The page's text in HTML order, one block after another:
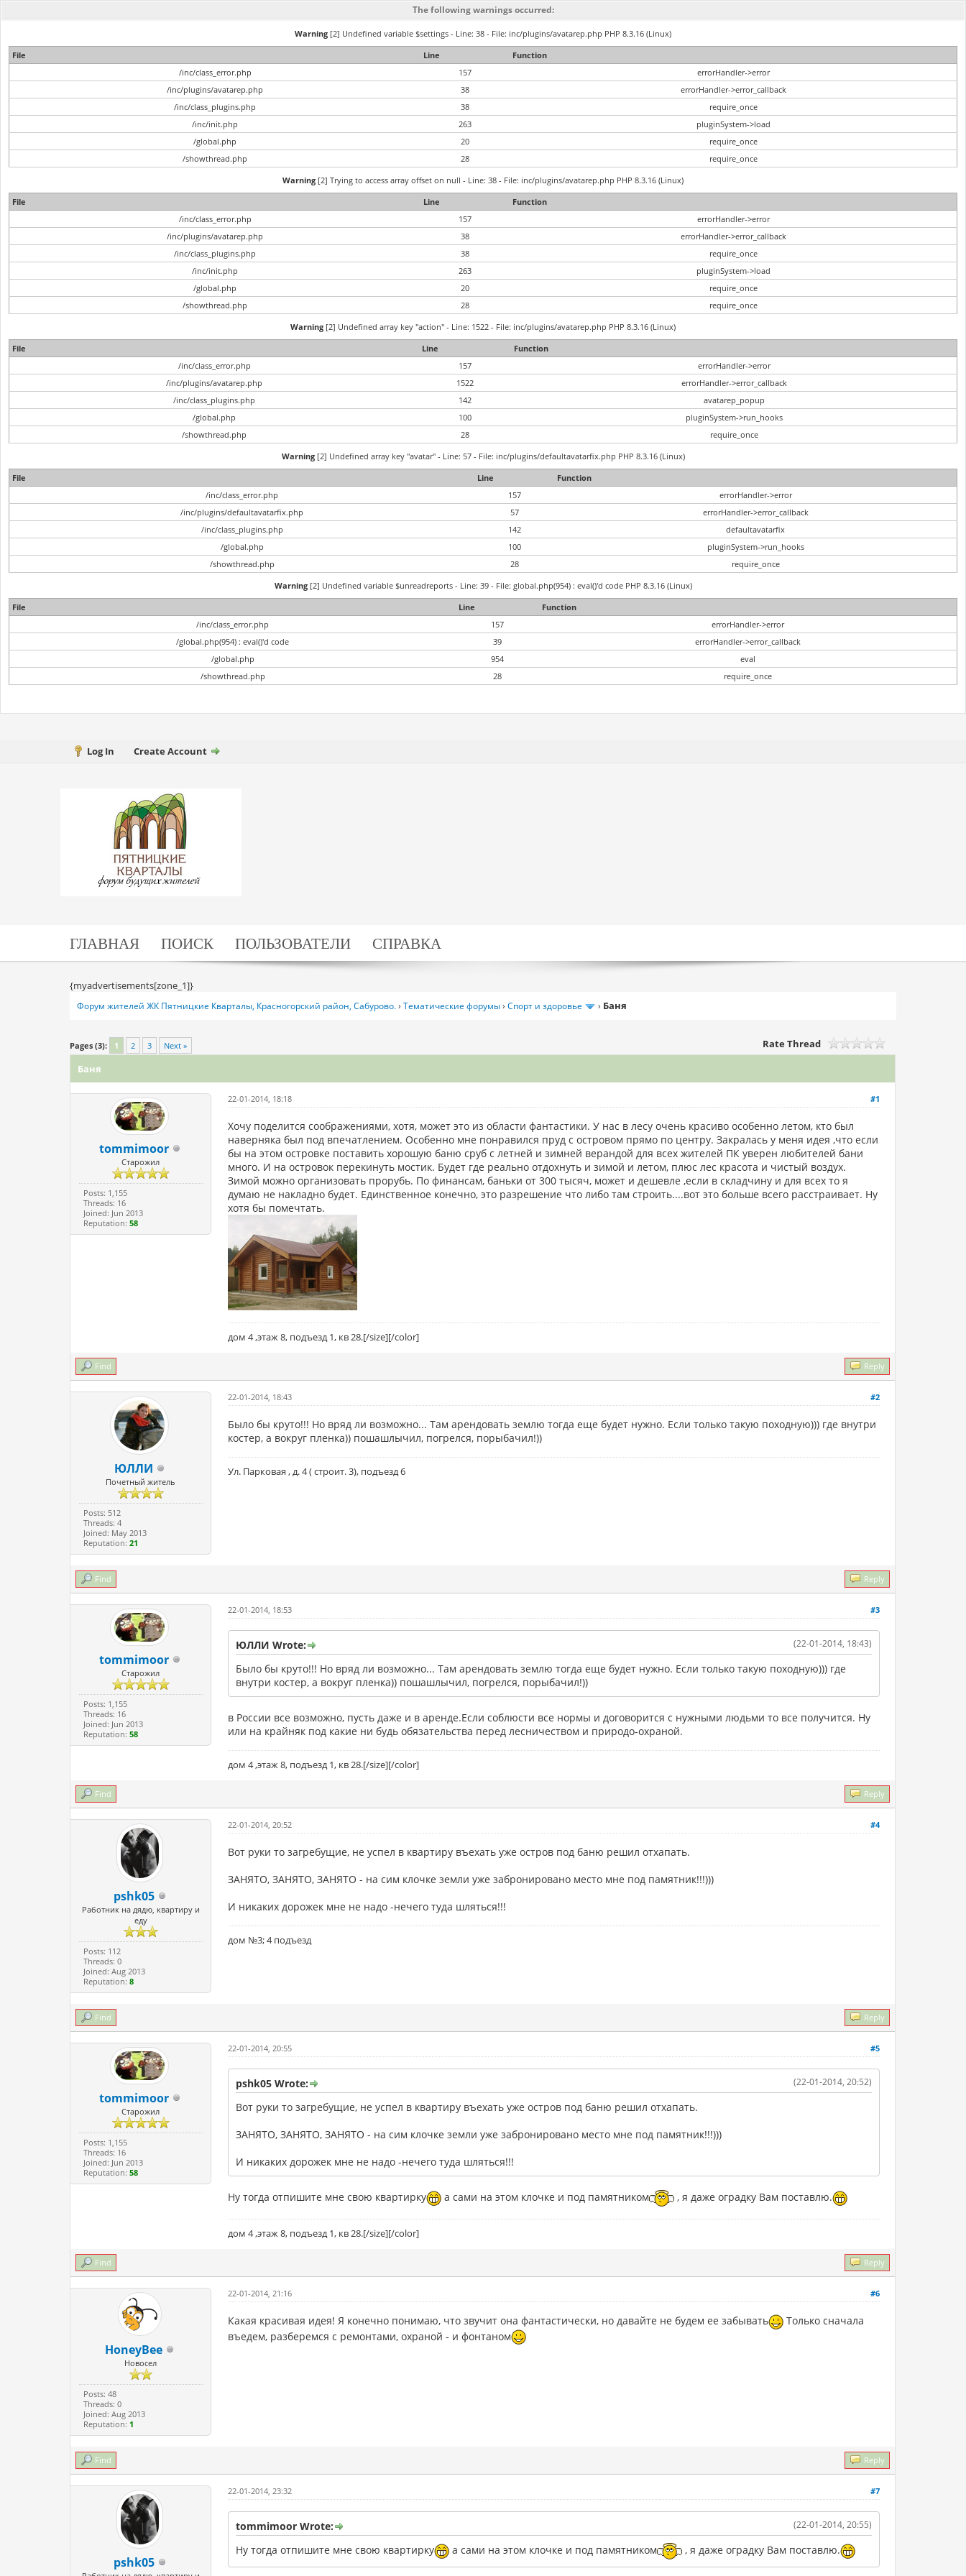
The following warnings occurred:
Warning [2] Undefined variable $settings - Line: 38 - File: inc/plugins/avatarep.php PHP 8.3.16 (Linux)
File
Line
Function
/inc/class_error.php
157
errorHandler->error
/inc/plugins/avatarep.php
38
errorHandler->error_callback
/inc/class_plugins.php
38
require_once
/inc/init.php
263
pluginSystem->load
/global.php
20
require_once
/showthread.php
28
require_once
Warning [2] Trying to access array offset on null - Line: 38 - File: inc/plugins/avatarep.php PHP 8.3.16 (Linux)
File
Line
Function
/inc/class_error.php
157
errorHandler->error
/inc/plugins/avatarep.php
38
errorHandler->error_callback
/inc/class_plugins.php
38
require_once
/inc/init.php
263
pluginSystem->load
/global.php
20
require_once
/showthread.php
28
require_once
Warning [2] Undefined array key "action" - Line: 1522 - File: inc/plugins/avatarep.php PHP 8.3.16 (Linux)
File
Line
Function
/inc/class_error.php
157
errorHandler->error
/inc/plugins/avatarep.php
1522
errorHandler->error_callback
/inc/class_plugins.php
142
avatarep_popup
/global.php
100
pluginSystem->run_hooks
/showthread.php
28
require_once
Warning[2] Undefined array key "avatar" - Line: 57 - File: inc/plugins/defaultavatarfix.php PHP 8.3.16 (Linux)
File
Line
Function
/inc/class_error.php
157
errorHandler->error
/inc/plugins/defaultavatarfix.php
57
errorHandler->error_callback
/inc/class_plugins.php
142
defaultavatarfix
/global.php
100
pluginSystem->run_hooks
/showthread.php
28
require_once
Warning[2] Undefined variable $unreadreports - Line: 39 - File: global.php(954) : eval()'d code PHP 8.3.16 (Linux)
File
Line
Function
/inc/class_error.php
157
errorHandler->error
/global.php(954) : eval()'d code
39
errorHandler->error_callback
/global.php
954
eval
/showthread.php
28 require_once
Log In Create Account
ГЛАВНАЯ ПОИСК ПОЛЬЗОВАТЕЛИ СПРАВКА
{myadvertisements[zone_1]}
Форум жителей ЖК Пятницкие Кварталы, Красногорский район, Сабурово.›Тематические форумы›Спорт и здоровье › Баня
Pages (3): 1 2 3 Next » Rate Thread
0 Vote(s) - 0 Average
Баня
tommimoor
Старожил
Posts: 1,155
Threads: 16
Joined: Jun 2013
Reputation: 58
#1
22-01-2014, 18:18
Хочу поделится соображениями, хотя, может это из области фантастики. У нас в лесу очень красиво особенно летом, кто был
наверняка был под впечатлением. Особенно мне понравился пруд с островом прямо по центру. Закралась у меня идея ,что если
бы на этом островке поставить хорошую баню сруб с летней и зимней верандой для всех жителей ПК уверен любителей бани
много. И на островок перекинуть мостик. Будет где реально отдохнуть и зимой и летом, плюс лес красота и чистый воздух.
Зимой можно организовать прорубь. По финансам, баньки от 300 тысяч, может и дешевле ,если в складчину и для всех то я
думаю не накладно будет. Единственное конечно, это разрешение что либо там строить....вот это больше всего расстраивает. Ну
хотя бы помечтать.
дом 4 ,этаж 8, подъезд 1, кв 28.[/size][/color]
Find Reply
ЮЛЛИ
Почетный житель
Posts: 512
Threads: 4
Joined: May 2013
Reputation: 21
#2
22-01-2014, 18:43
Было бы круто!!! Но вряд ли возможно... Там арендовать землю тогда еще будет нужно. Если только такую походную))) где внутри
костер, а вокруг пленка)) пошашлычил, погрелся, порыбачил!))
Ул. Парковая , д. 4 ( строит. 3), подъезд 6
Find Reply
tommimoor
Старожил
Posts: 1,155
Threads: 16
Joined: Jun 2013
Reputation: 58
#3
22-01-2014, 18:53
(22-01-2014, 18:43)
ЮЛЛИ Wrote:
Было бы круто!!! Но вряд ли возможно... Там арендовать землю тогда еще будет нужно. Если только такую походную))) где
внутри костер, а вокруг пленка)) пошашлычил, погрелся, порыбачил!))
в России все возможно, пусть даже и в аренде.Если соблюсти все нормы и договорится с нужными людьми то все получится. Ну
или на крайняк под какие ни будь обязательства перед лесничеством и природо-охраной.
дом 4 ,этаж 8, подъезд 1, кв 28.[/size][/color]
Find Reply
pshk05
Работник на дядю, квартиру и
еду
Posts: 112
Threads: 0
Joined: Aug 2013
Reputation: 8
#4
22-01-2014, 20:52
Вот руки то загребущие, не успел в квартиру въехать уже остров под баню решил отхапать.
ЗАНЯТО, ЗАНЯТО, ЗАНЯТО - на сим клочке земли уже забронировано место мне под памятник!!!)))
И никаких дорожек мне не надо -нечего туда шляться!!!
дом №3; 4 подъезд
Find Reply
tommimoor
Старожил
Posts: 1,155
Threads: 16
Joined: Jun 2013
Reputation: 58
#5
22-01-2014, 20:55
(22-01-2014, 20:52)
pshk05 Wrote:
Вот руки то загребущие, не успел в квартиру въехать уже остров под баню решил отхапать.
ЗАНЯТО, ЗАНЯТО, ЗАНЯТО - на сим клочке земли уже забронировано место мне под памятник!!!)))
И никаких дорожек мне не надо -нечего туда шляться!!!
Ну тогда отпишите мне свою квартирку а сами на этом клочке и под памятником , я даже оградку Вам поставлю.
дом 4 ,этаж 8, подъезд 1, кв 28.[/size][/color]
Find Reply
HoneyBee
Новосел
Posts: 48
Threads: 0
Joined: Aug 2013
Reputation: 1
#6
22-01-2014, 21:16
Какая красивая идея! Я конечно понимаю, что звучит она фантастически, но давайте не будем ее забывать
Только сначала
въедем, разберемся с ремонтами, охраной - и фонтаном
Find Reply
pshk05
#7
22-01-2014, 23:32
(22-01-2014, 20:55)
tommimoor Wrote:
Ну тогда отпишите мне свою квартирку
а сами на этом клочке и под памятником , я даже оградку Вам поставлю.